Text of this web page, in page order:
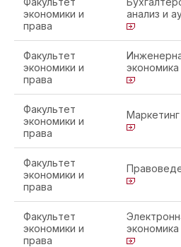
экономики и
права
анализ и
Факультет
экономики и
права
экономика
Факультет
экономики и
права
Маркетинг
Факультет
экономики и
права
Факультет
экономики и
права
экономика